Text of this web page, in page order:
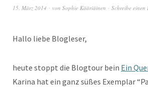
15. März 2014 von Sophie Kääriäinen Schreibe einen
Hallo liebe Blogleser,
heute stoppt die Blogtour bein Ein
Karina hat ein ganz süßes Exemplar